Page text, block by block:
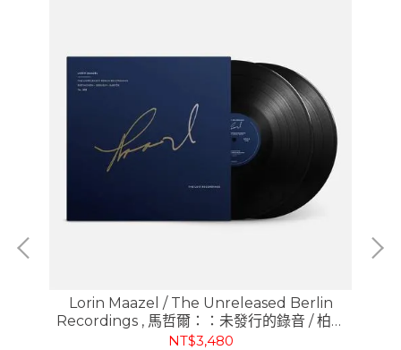
Lorin Maazel / The Unreleased Berlin
Recordings , 馬哲爾：：未發行的錄音 / 柏林
廣播公司錄音室錄音 (180g mono 2LP)
NT$3,480